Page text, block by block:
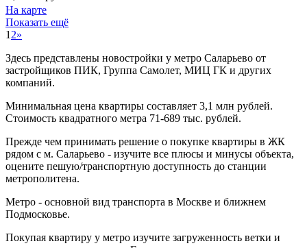
На карте
Показать ещё
1 2»
Здесь представлены новостройки у метро Саларьево от
застройщиков ПИК, Группа Самолет, МИЦ ГК и других
компаний.
Минимальная цена квартиры составляет 3,1 млн рублей.
Стоимость квадратного метра 71-689 тыс. рублей.
Прежде чем принимать решение о покупке квартиры в ЖК
рядом с м. Саларьево - изучите все плюсы и минусы объекта,
оцените пешую/транспортную доступность до станции
метрополитена.
Метро - основной вид транспорта в Москве и ближнем
Подмосковье.
Покупая квартиру у метро изучите загруженность ветки и